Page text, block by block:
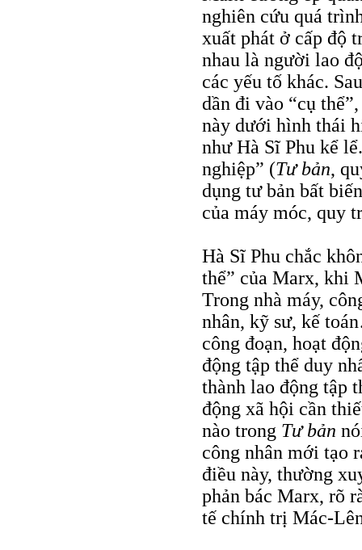
nghiên cứu quá
xuất phát ở cấp độ
nhau là người lao
các yếu tố khác.
dần đi vào “cụ
này dưới hình thái
như Hà Sĩ Phu kể
nghiệp” (Tư bản,
dụng tư bản bất
của máy móc, quy
Hà Sĩ Phu chắc
thể” của Marx, khi
Trong nhà máy,
nhân, kỹ sư, kế
công đoạn, hoạt
động tập thể duy
thành lao động tập
động xã hội cần
nào trong Tư bản
công nhân mới tạo
điều này, thường
phản bác Marx, rõ
tế chính trị Mác-